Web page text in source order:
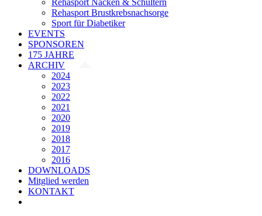
Rehasport Nacken & Schultern
Rehasport Brustkrebsnachsorge
Sport für Diabetiker
EVENTS
SPONSOREN
175 JAHRE
ARCHIV
2024
2023
2022
2021
2020
2019
2018
2017
2016
DOWNLOADS
Mitglied werden
KONTAKT